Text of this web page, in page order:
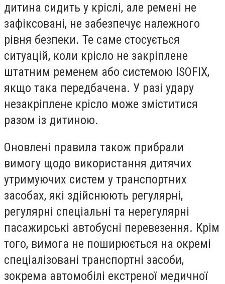
дитина сидить у кріслі, але ремені не
зафіксовані, не забезпечує належного
рівня безпеки. Те саме стосується
ситуацій, коли крісло не закріплене
штатним ременем або системою ISOFIX,
якщо така передбачена. У разі удару
незакріплене крісло може зміститися
разом із дитиною.
Оновлені правила також прибрали
вимогу щодо використання дитячих
утримуючих систем у транспортних
засобах, які здійснюють регулярні,
регулярні спеціальні та нерегулярні
пасажирські автобусні перевезення. Крім
того, вимога не поширюється на окремі
спеціалізовані транспортні засоби,
зокрема автомобілі екстреної медичної